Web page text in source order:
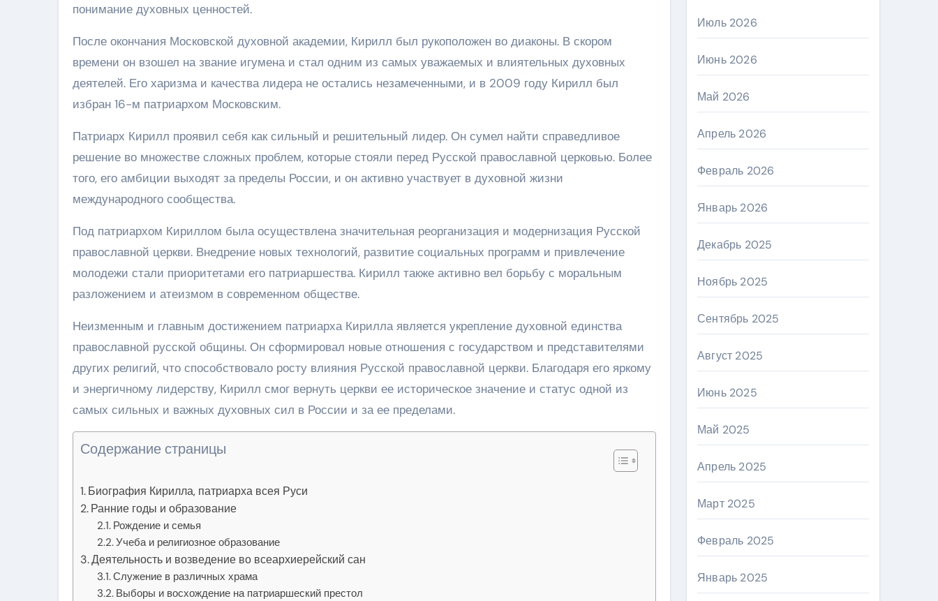
понимание духовных ценностей.
После окончания Московской духовной академии, Кирилл был рукоположен во диаконы. В скором
времени он взошел на звание игумена и стал одним из самых уважаемых и влиятельных духовных
деятелей. Его харизма и качества лидера не остались незамеченными, и в 2009 году Кирилл был
избран 16-м патриархом Московским.
Патриарх Кирилл проявил себя как сильный и решительный лидер. Он сумел найти справедливое
решение во множестве сложных проблем, которые стояли перед Русской православной церковью. Более
того, его амбиции выходят за пределы России, и он активно участвует в духовной жизни
международного сообщества.
Под патриархом Кириллом была осуществлена значительная реорганизация и модернизация Русской
православной церкви. Внедрение новых технологий, развитие социальных программ и привлечение
молодежи стали приоритетами его патриаршества. Кирилл также активно вел борьбу с моральным
разложением и атеизмом в современном обществе.
Неизменным и главным достижением патриарха Кирилла является укрепление духовной единства
православной русской общины. Он сформировал новые отношения с государством и представителями
других религий, что способствовало росту влияния Русской православной церкви. Благодаря его яркому
и энергичному лидерству, Кирилл смог вернуть церкви ее историческое значение и статус одной из
самых сильных и важных духовных сил в России и за ее пределами.
Содержание страницы
Биография Кирилла, патриарха всея Руси
Ранние годы и образование
Рождение и семья
Учеба и религиозное образование
Деятельность и возведение во всеархиерейский сан
Служение в различных храма
Выборы и восхождение на патриаршеский престол
Июль 2026
Июнь 2026
Май 2026
Апрель 2026
Февраль 2026
Январь 2026
Декабрь 2025
Ноябрь 2025
Сентябрь 2025
Август 2025
Июнь 2025
Май 2025
Апрель 2025
Март 2025
Февраль 2025
Январь 2025